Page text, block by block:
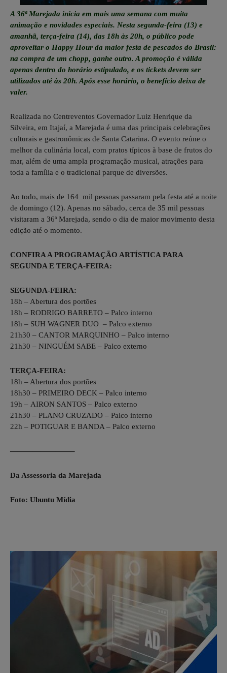
A 36ª Marejada inicia em mais uma semana com muita
animação e novidades especiais. Nesta segunda-feira (13) e
amanhã, terça-feira (14), das 18h às 20h, o público pode
aproveitar o Happy Hour da maior festa de pescados do Brasil:
na compra de um chopp, ganhe outro. A promoção é válida
apenas dentro do horário estipulado, e os tickets devem ser
utilizados até às 20h. Após esse horário, o benefício deixa de
valer.
Realizada no Centreventos Governador Luiz Henrique da
Silveira, em Itajaí, a Marejada é uma das principais celebrações
culturais e gastronômicas de Santa Catarina. O evento reúne o
melhor da culinária local, com pratos típicos à base de frutos do
mar, além de uma ampla programação musical, atrações para
toda a família e o tradicional parque de diversões.
Ao todo, mais de 164 mil pessoas passaram pela festa até a noite
de domingo (12). Apenas no sábado, cerca de 35 mil pessoas
visitaram a 36ª Marejada, sendo o dia de maior movimento desta
edição até o momento.
CONFIRA A PROGRAMAÇÃO ARTÍSTICA PARA
SEGUNDA E TERÇA-FEIRA:
SEGUNDA-FEIRA:
18h – Abertura dos portões
18h – RODRIGO BARRETO – Palco interno
18h – SUH WAGNER DUO – Palco externo
21h30 – CANTOR MARQUINHO – Palco interno
21h30 – NINGUÉM SABE – Palco externo
TERÇA-FEIRA:
18h – Abertura dos portões
18h30 – PRIMEIRO DECK – Palco interno
19h – AIRON SANTOS – Palco externo
21h30 – PLANO CRUZADO – Palco interno
22h – POTIGUAR E BANDA – Palco externo
————————–
Da Assessoria da Marejada
Foto: Ubuntu Mídia